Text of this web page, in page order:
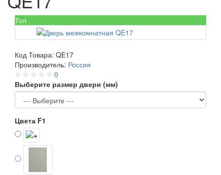
Топ
Код Товара: QE17
Производитель: Россия
0
Выберите размер двери (мм)
Цвета F1